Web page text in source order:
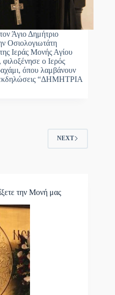
Άγιο Δημήτριο
Οσιολογιωτάτη
Ιεράς Μονής Αγίου
ο Ιερός
όπου λαμβάνουν
εκδηλώσεις “ΔΗΜΗΤΡΙΑ
NEXT
την Μονή μας